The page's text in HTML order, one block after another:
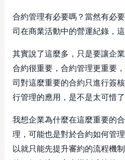
合約管理有必要嗎？當然有必
司在商業活動中的營運紀錄，
其實說了這麼多，只是要讓企
合約很重要，合約管理更重要
司對這麼重要的合約只進行簽
行管理的應用，是不是太可惜
我想企業為什麼在這麼重要的
理，可能也是對於合約如何管
以就只能先提升審約的流程機